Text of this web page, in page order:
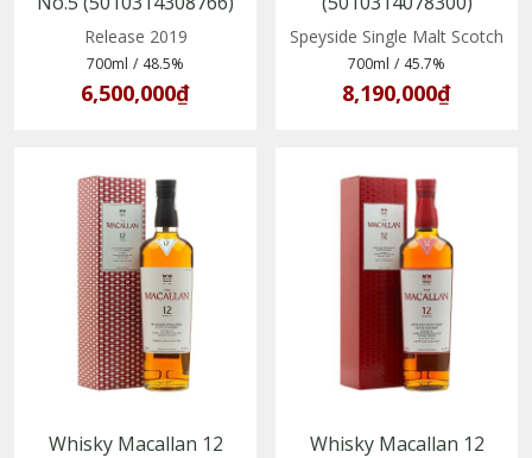
Release 2019
700ml / 48.5%
6,500,000₫
Speyside Single Malt Scotch
700ml / 45.7%
8,190,000₫
Whisky Macallan 12
Whisky Macallan 12